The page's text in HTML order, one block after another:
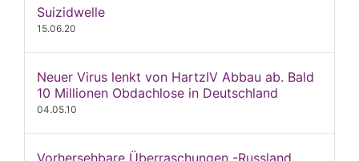
Suizidwelle
15.06.20
Neuer Virus lenkt von HartzIV Abbau ab. Bald
10 Millionen Obdachlose in Deutschland
04.05.10
Vorhersehbare Überraschungen -Russland